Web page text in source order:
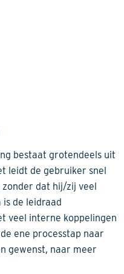
bestaat grotendeels uit
leidt de gebruiker snel
dat hij/zij veel
de leidraad
veel interne koppelingen
ene processtap naar
gewenst, naar meer